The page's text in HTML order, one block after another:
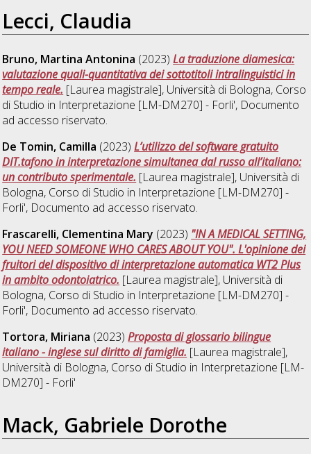
Lecci, Claudia
Bruno, Martina Antonina (2023)La traduzione diamesica:
valutazione quali-quantitativa dei sottotitoli intralinguistici in
tempo reale. [Laurea magistrale], Università di Bologna, Corso
di Studio in Interpretazione [LM-DM270] - Forli', Documento
ad accesso riservato.
De Tomin, Camilla (2023)L’utilizzo del software gratuito
DIT.tafono in interpretazione simultanea dal russo all’italiano:
un contributo sperimentale. [Laurea magistrale], Università di
Bologna, Corso di Studio in Interpretazione [LM-DM270] -
Forli', Documento ad accesso riservato.
Frascarelli, Clementina Mary (2023) "IN A MEDICAL SETTING,
YOU NEED SOMEONE WHO CARES ABOUT YOU". L'opinione dei
fruitori del dispositivo di interpretazione automatica WT2 Plus
in ambito odontoiatrico. [Laurea magistrale], Università di
Bologna, Corso di Studio in Interpretazione [LM-DM270] -
Forli', Documento ad accesso riservato.
Tortora, Miriana (2023)Proposta di glossario bilingue
italiano - inglese sul diritto di famiglia. [Laurea magistrale],
Università di Bologna, Corso di Studio in Interpretazione [LM-
DM270] - Forli'
Mack, Gabriele Dorothe